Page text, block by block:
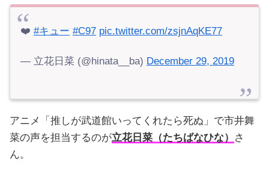
❤️ #キュー #C97 pic.twitter.com/zsjnAqKE77
— 立花日菜 (@hinata__ba) December 29, 2019
アニメ「推しが武道館いってくれたら死ぬ」で市井舞
菜の声を担当するのが立花日菜（たちばなひな）
さ
ん。